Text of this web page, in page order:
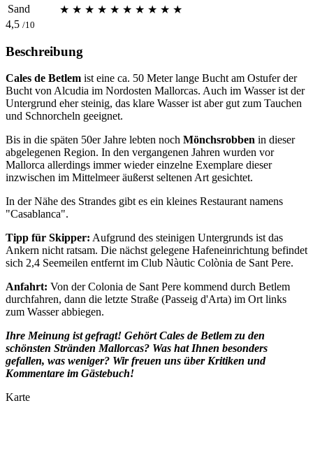
Sand
★ ★ ★ ★ ★ ★ ★ ★ ★ ★
4,5 /10
Beschreibung
Cales de Betlem ist eine ca. 50 Meter lange Bucht am Ostufer der
Bucht von Alcudia im Nordosten Mallorcas. Auch im Wasser ist der
Untergrund eher steinig, das klare Wasser ist aber gut zum Tauchen
und Schnorcheln geeignet.
Bis in die späten 50er Jahre lebten noch Mönchsrobben in dieser
abgelegenen Region. In den vergangenen Jahren wurden vor
Mallorca allerdings immer wieder einzelne Exemplare dieser
inzwischen im Mittelmeer äußerst seltenen Art gesichtet.
In der Nähe des Strandes gibt es ein kleines Restaurant namens
"Casablanca".
Tipp für Skipper: Aufgrund des steinigen Untergrunds ist das
Ankern nicht ratsam. Die nächst gelegene Hafeneinrichtung befindet
sich 2,4 Seemeilen entfernt im Club Nàutic Colònia de Sant Pere.
Anfahrt: Von der Colonia de Sant Pere kommend durch Betlem
durchfahren, dann die letzte Straße (Passeig d'Arta) im Ort links
zum Wasser abbiegen.
Ihre Meinung ist gefragt! Gehört Cales de Betlem zu den
schönsten Stränden Mallorcas? Was hat Ihnen besonders
gefallen, was weniger? Wir freuen uns über Kritiken und
Kommentare im Gästebuch!
Karte